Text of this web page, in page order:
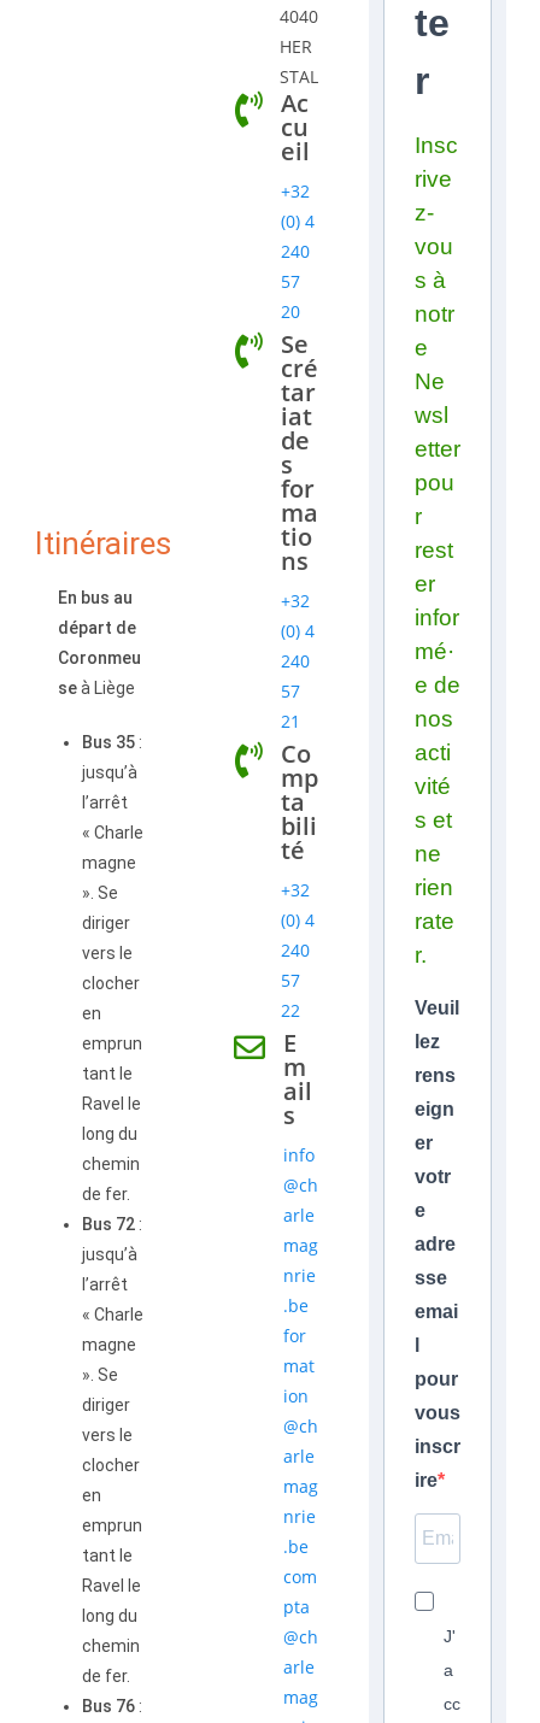
Itinéraires
En bus au
départ de
Coronmeu
seà Liège
Bus 35 :
jusqu’à
l’arrêt
« Charle
magne
». Se
diriger
vers le
clocher
en
emprun
tant le
Ravel le
long du
chemin
de fer.
Bus 72:
jusqu’à
l’arrêt
« Charle
magne
». Se
diriger
vers le
clocher
en
emprun
tant le
Ravel le
long du
chemin
de fer.
Bus 76:
4040
HER
STAL
Ac
cu
eil
+32
(0) 4
240
57
20
Se
cré
tar
iat
de
s
for
ma
tio
ns
+32
(0) 4
240
57
21
Co
mp
ta
bili
té
+32
(0) 4
240
57
22
E
m
ail
s
info
@ch
arle
mag
nrie
.be
for
mat
ion
@ch
arle
mag
nrie
.be
com
pta
@ch
arle
mag
te
r
Insc
rive
z-
vou
s à
notr
e
Ne
wsl
etter
pou
r
rest
er
infor
mé·
e de
nos
acti
vité
s et
ne
rien
rate
r.
Veuil
lez
rens
eign
er
votr
e
adre
sse
emai
pour
vous
inscr
ire
J'
a
cc